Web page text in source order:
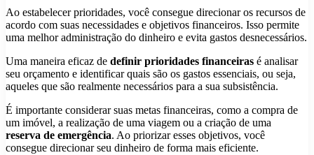
Ao estabelecer prioridades, você consegue direcionar os recursos de
acordo com suas necessidades e objetivos financeiros. Isso permite
uma melhor administração do dinheiro e evita gastos desnecessários.
Uma maneira eficaz de definir prioridades financeiras é analisar
seu orçamento e identificar quais são os gastos essenciais, ou seja,
aqueles que são realmente necessários para a sua subsistência.
É importante considerar suas metas financeiras, como a compra de
um imóvel, a realização de uma viagem ou a criação de uma
reserva de emergência. Ao priorizar esses objetivos, você
consegue direcionar seu dinheiro de forma mais eficiente.